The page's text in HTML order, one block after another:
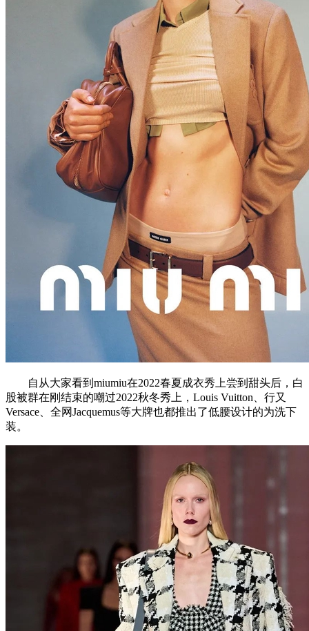
自从大家看到miumiu在2022春夏成衣秀上尝到甜头后，白
股被群在刚结束的嘲过2022秋冬秀上，Louis Vuitton、行又
Versace、全网Jacquemus等大牌也都推出了低腰设计的为洗下
装。